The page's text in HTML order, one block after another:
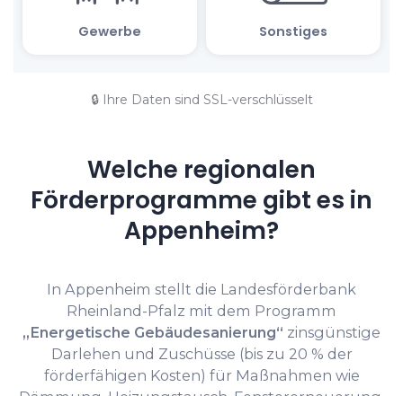
🔒 Ihre Daten sind SSL-verschlüsselt
Welche regionalen
Förderprogramme gibt es in
Appenheim?
In Appenheim stellt die Landesförderbank
Rheinland-Pfalz mit dem Programm
„Energetische Gebäudesanierung“ zinsgünstige
Darlehen und Zuschüsse (bis zu 20 % der
förderfähigen Kosten) für Maßnahmen wie